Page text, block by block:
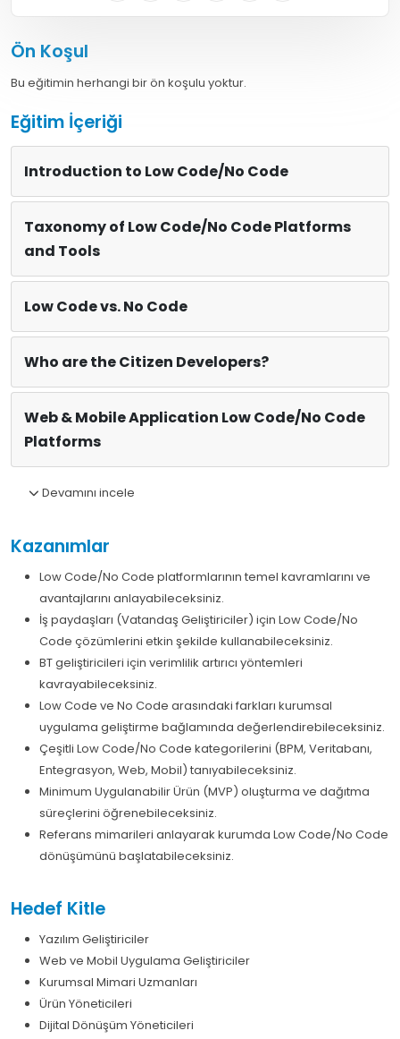
Ön Koşul
Bu eğitimin herhangi bir ön koşulu yoktur.
Eğitim İçeriği
Introduction to Low Code/No Code
Taxonomy of Low Code/No Code Platforms
and Tools
Low Code vs. No Code
Who are the Citizen Developers?
Web & Mobile Application Low Code/No Code
Platforms
Devamını incele
Kazanımlar
Low Code/No Code platformlarının temel kavramlarını ve
avantajlarını anlayabileceksiniz.
İş paydaşları (Vatandaş Geliştiriciler) için Low Code/No
Code çözümlerini etkin şekilde kullanabileceksiniz.
BT geliştiricileri için verimlilik artırıcı yöntemleri
kavrayabileceksiniz.
Low Code ve No Code arasındaki farkları kurumsal
uygulama geliştirme bağlamında değerlendirebileceksiniz.
Çeşitli Low Code/No Code kategorilerini (BPM, Veritabanı,
Entegrasyon, Web, Mobil) tanıyabileceksiniz.
Minimum Uygulanabilir Ürün (MVP) oluşturma ve dağıtma
süreçlerini öğrenebileceksiniz.
Referans mimarileri anlayarak kurumda Low Code/No Code
dönüşümünü başlatabileceksiniz.
Hedef Kitle
Yazılım Geliştiriciler
Web ve Mobil Uygulama Geliştiriciler
Kurumsal Mimari Uzmanları
Ürün Yöneticileri
Dijital Dönüşüm Yöneticileri